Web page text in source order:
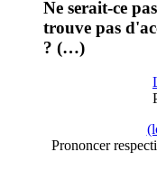
Ne serait-ce
trouve pas
? (…)
Prononcer